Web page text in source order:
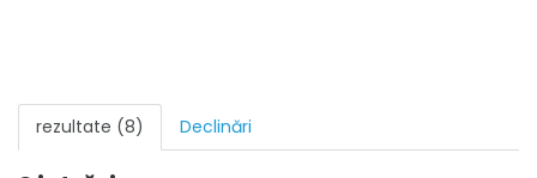
rezultate (8) Declinări